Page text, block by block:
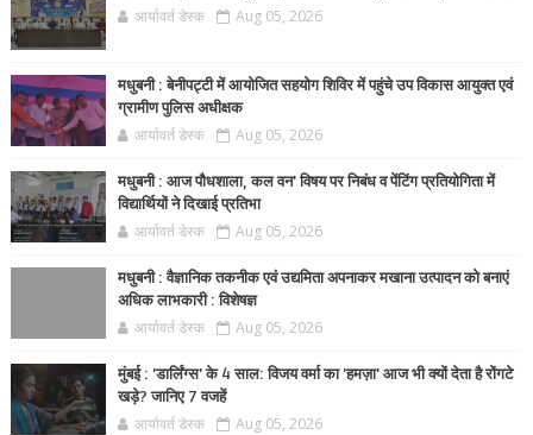
आर्यावर्त डेस्क Aug 05, 2026
मधुबनी : बेनीपट्टी में आयोजित सहयोग शिविर में पहुंचे उप विकास आयुक्त एवं
ग्रामीण पुलिस अधीक्षक
आर्यावर्त डेस्क Aug 05, 2026
मधुबनी : आज पौधशाला, कल वन' विषय पर निबंध व पेंटिंग प्रतियोगिता में
विद्यार्थियों ने दिखाई प्रतिभा
आर्यावर्त डेस्क Aug 05, 2026
मधुबनी : वैज्ञानिक तकनीक एवं उद्यमिता अपनाकर मखाना उत्पादन को बनाएं
अधिक लाभकारी : विशेषज्ञ
आर्यावर्त डेस्क Aug 05, 2026
मुंबई : 'डार्लिंग्स' के 4 साल: विजय वर्मा का 'हमज़ा' आज भी क्यों देता है रोंगटे
खड़े? जानिए 7 वजहें
आर्यावर्त डेस्क Aug 05, 2026